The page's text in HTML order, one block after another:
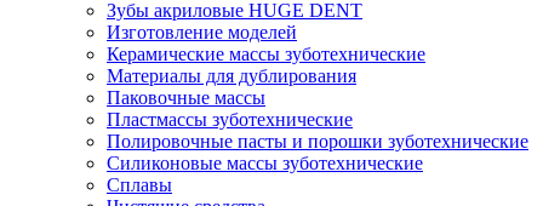
Зубы акриловые HUGE DENT
Изготовление моделей
Керамические массы зуботехнические
Материалы для дублирования
Паковочные массы
Пластмассы зуботехнические
Полировочные пасты и порошки зуботехнические
Силиконовые массы зуботехнические
Сплавы